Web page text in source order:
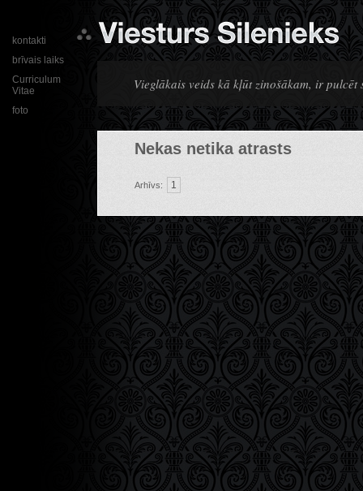
Vieglākais veids kā kļūt zinošākam, ir
kontakti
brīvais laiks
Curriculum
Vitae
foto
Nekas netika atrasts
Arhīvs: 1